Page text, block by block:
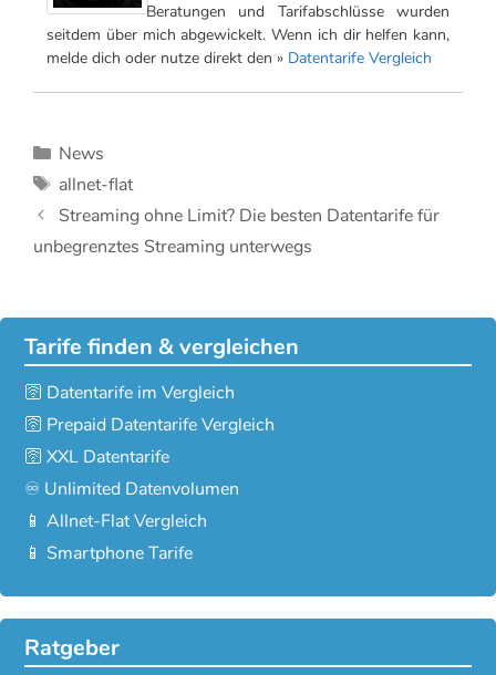
Beratungen und Tarifabschlüsse wurden
seitdem über mich abgewickelt. Wenn ich dir helfen kann,
melde dich oder nutze direkt den » Datentarife Vergleich
Kategorien
News
Schlagwörter
allnet-flat
Streaming ohne Limit? Die besten Datentarife für
unbegrenztes Streaming unterwegs
Tarife finden & vergleichen
🛜 Datentarife im Vergleich
🛜 Prepaid Datentarife Vergleich
🛜 XXL Datentarife
♾️ Unlimited Datenvolumen
📱 Allnet-Flat Vergleich
📱 Smartphone Tarife
Ratgeber